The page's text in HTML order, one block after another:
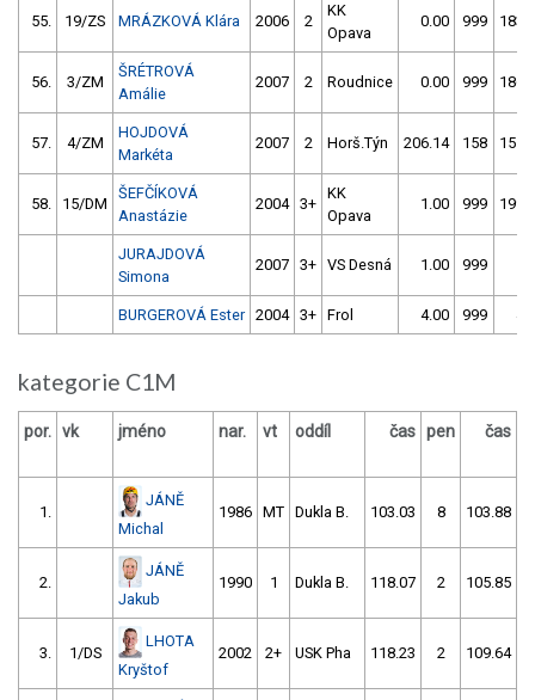
55. 19/ZS MRÁZKOVÁ Klára 2006 2
KK
Opava
0.00 999
56. 3/ZM
ŠRÉTROVÁ
Amálie
2007 2 Roudnice 0.00 999
57. 4/ZM
HOJDOVÁ
Markéta
2007 2 Horš.Týn 206.14 158
58. 15/DM
ŠEFČÍKOVÁ
Anastázie
2004 3+
KK
Opava
1.00 999
JURAJDOVÁ
Simona
2007 3+ VS Desná 1.00 999
BURGEROVÁ Ester 2004 3+ Frol 4.00 999
kategorie C1M
por. vk jméno nar. vt oddíl čas pen čas
1.
JÁNĚ
Michal
1986 MT Dukla B. 103.03 8 103.88
2.
JÁNĚ
Jakub
1990 1 Dukla B. 118.07 2 105.85
3. 1/DS
LHOTA
Kryštof
2002 2+ USK Pha 118.23 2 109.64